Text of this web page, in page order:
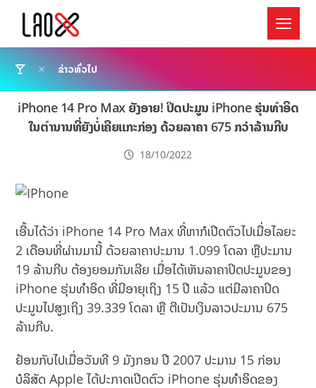
ຂ່າວທົ່ວໄປ
iPhone 14 Pro Max ຍັງອາຍ! ປິດປະມູນ iPhone ຮຸ່ນທຳອິດ
ໃນຕຳນານທີ່ຍັງບໍ່ເຄີຍແກະກ່ອງ ດ້ວຍລາຄາ 675 ກວ່າລ້ານກີບ
18/10/2022
ເອີ້ນໄດ້ວ່າ iPhone 14 Pro Max ທີ່ຫາກໍເປີດຕົວໄປເມື່ອໄລຍະ
2 ເດືອນທີ່ຜ່ານມານີ້ ດ້ວຍລາຄາປະມານ 1.099 ໂດລາ ຫຼືປະມານ
19 ລ້ານກີບ ຕ້ອງຍອມກັນເລີຍ ເມື່ອໄດ້ເຫັນລາຄາປິດປະມູນຂອງ
iPhone ຮຸ່ນທຳອິດ ທີ່ມີອາຍຸເຖິງ 15 ປີ ແລ້ວ ແຕ່ມີລາຄາປິດ
ປະມູນໄປສູງເຖິງ 39.339 ໂດລາ ຫຼື ຕີເປັນເງິນລາວປະມານ 675
ລ້ານກີບ.
ຢ້ອນກັບໄປເມື່ອວັນທີ 9 ມັງກອນ ປີ 2007 ປະມານ 15 ກ່ອນ
ບໍລິສັດ Apple ໄດ້ປະກາດເປີດຕົວ iPhone ຮຸ່ນທຳອິດຂອງ